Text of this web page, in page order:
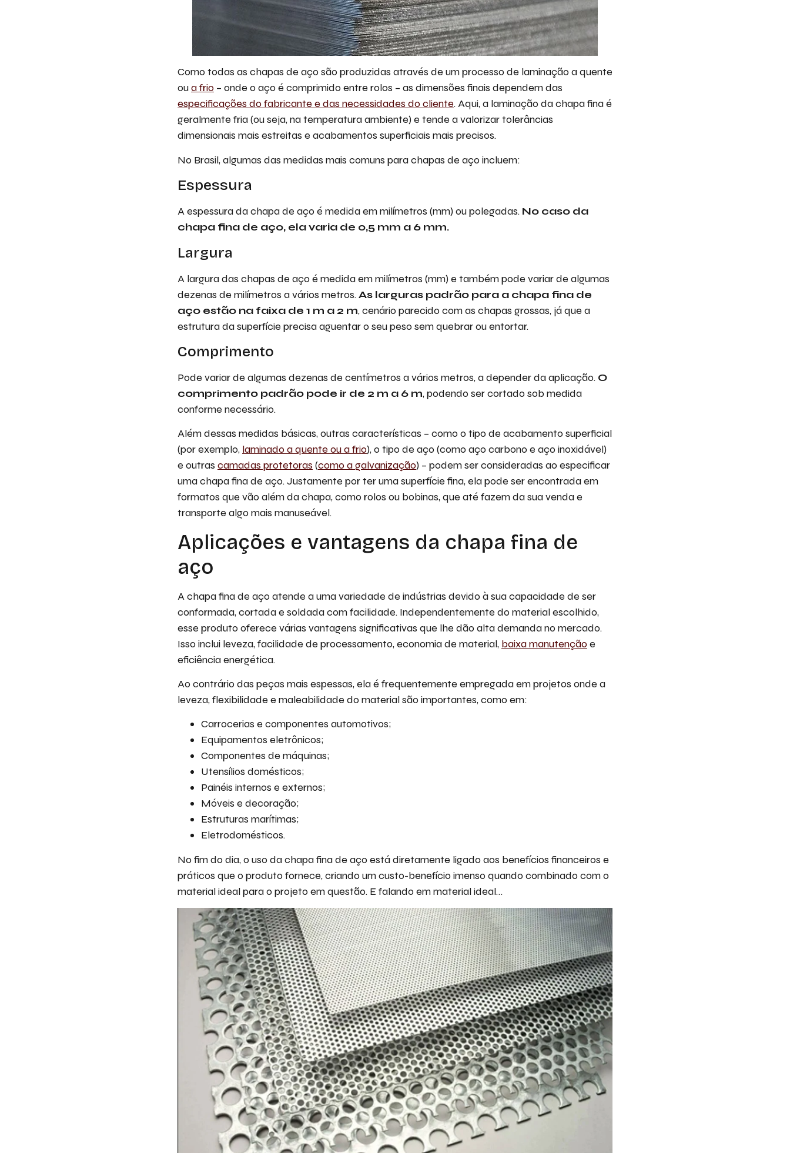
Como todas as chapas de aço são produzidas através de um processo de laminação a quente
oua frio – onde o aço é comprimido entre rolos – as dimensões finais dependem das
especificações do fabricante e das necessidades do cliente. Aqui, a laminação da chapa fina é
geralmente fria (ou seja, na temperatura ambiente) e tende a valorizar tolerâncias
dimensionais mais estreitas e acabamentos superficiais mais precisos.
No Brasil, algumas das medidas mais comuns para chapas de aço incluem:
Espessura
A espessura da chapa de aço é medida em milímetros (mm) ou polegadas. No caso da
chapa fina de aço, ela varia de 0,5 mm a 6 mm.
Largura
A largura das chapas de aço é medida em milímetros (mm) e também pode variar de algumas
dezenas de milímetros a vários metros.As larguras padrão para a chapa fina de
aço estão na faixa de 1 m a 2 m, cenário parecido com as chapas grossas, já que a
estrutura da superfície precisa aguentar o seu peso sem quebrar ou entortar.
Comprimento
Pode variar de algumas dezenas de centímetros a vários metros, a depender da aplicação. O
comprimento padrão pode ir de 2 m a 6 m, podendo ser cortado sob medida
conforme necessário.
Além dessas medidas básicas, outras características – como o tipo de acabamento superficial
(por exemplo, laminado a quente ou a frio), o tipo de aço (como aço carbono e aço inoxidável)
e outras camadas protetoras (como a galvanização) – podem ser consideradas ao especificar
uma chapa fina de aço. Justamente por ter uma superfície fina, ela pode ser encontrada em
formatos que vão além da chapa, como rolos ou bobinas, que até fazem da sua venda e
transporte algo mais manuseável.
Aplicações e vantagens da chapa fina de
aço
A chapa fina de aço atende a uma variedade de indústrias devido à sua capacidade de ser
conformada, cortada e soldada com facilidade. Independentemente do material escolhido,
esse produto oferece várias vantagens significativas que lhe dão alta demanda no mercado.
Isso inclui leveza, facilidade de processamento, economia de material, baixa manutençãoe
eficiência energética.
Ao contrário das peças mais espessas, ela é frequentemente empregada em projetos onde a
leveza, flexibilidade e maleabilidade do material são importantes, como em:
Carrocerias e componentes automotivos;
Equipamentos eletrônicos;
Componentes de máquinas;
Utensílios domésticos;
Painéis internos e externos;
Móveis e decoração;
Estruturas marítimas;
Eletrodomésticos.
No fim do dia, o uso da chapa fina de aço está diretamente ligado aos benefícios financeiros e
práticos que o produto fornece, criando um custo-benefício imenso quando combinado com o
material ideal para o projeto em questão. E falando em material ideal…